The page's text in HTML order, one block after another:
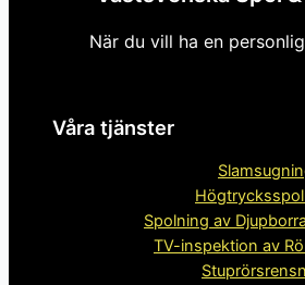
När du vill ha en
Våra tjänster
Spolning av
TV-inspektion av